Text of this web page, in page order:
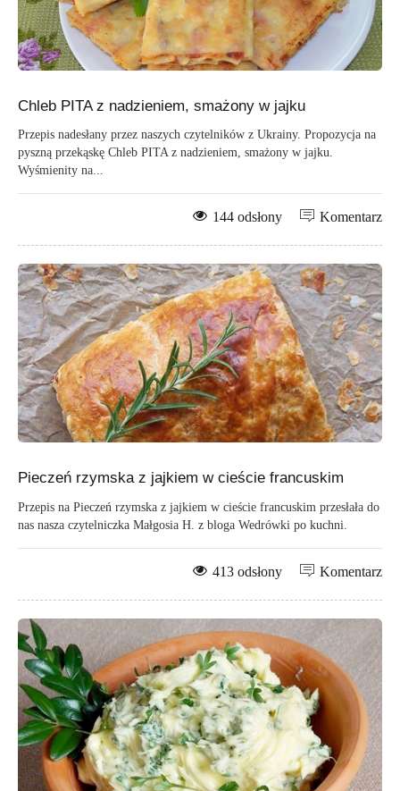
Chleb PITA z nadzieniem, smażony w jajku
Przepis nadesłany przez naszych czytelników z Ukrainy. Propozycja na
pyszną przekąskę Chleb PITA z nadzieniem, smażony w jajku.
Wyśmienity na...
Komentarz
144 odsłony
Pieczeń rzymska z jajkiem w cieście francuskim
Przepis na Pieczeń rzymska z jajkiem w cieście francuskim przesłała do
nas nasza czytelniczka Małgosia H. z bloga Wedrówki po kuchni.
Komentarz
413 odsłony